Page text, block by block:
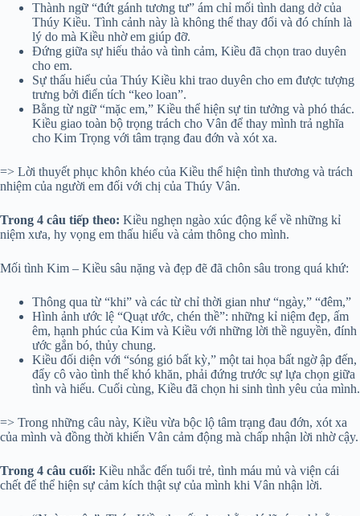
Thành ngữ “đứt gánh tương tư” ám chỉ mối tình dang dở của
Thúy Kiều. Tình cảnh này là không thể thay đổi và đó chính là
lý do mà Kiều nhờ em giúp đỡ.
Đứng giữa sự hiếu thảo và tình cảm, Kiều đã chọn trao duyên
cho em.
Sự thấu hiểu của Thúy Kiều khi trao duyên cho em được tượng
trưng bởi điển tích “keo loan”.
Bằng từ ngữ “mặc em,” Kiều thể hiện sự tin tưởng và phó thác.
Kiều giao toàn bộ trọng trách cho Vân để thay mình trả nghĩa
cho Kim Trọng với tâm trạng đau đớn và xót xa.
=> Lời thuyết phục khôn khéo của Kiều thể hiện tình thương và trách
nhiệm của người em đối với chị của Thúy Vân.
Trong 4 câu tiếp theo: Kiều nghẹn ngào xúc động kể về những kỉ
niệm xưa, hy vọng em thấu hiểu và cảm thông cho mình.
Mối tình Kim – Kiều sâu nặng và đẹp đẽ đã chôn sâu trong quá khứ:
Thông qua từ “khi” và các từ chỉ thời gian như “ngày,” “đêm,”
Hình ảnh ước lệ “Quạt ước, chén thề”: những kỉ niệm đẹp, ấm
êm, hạnh phúc của Kim và Kiều với những lời thề nguyền, đính
ước gắn bó, thủy chung.
Kiều đối diện với “sóng gió bất kỳ,” một tai họa bất ngờ ập đến,
đẩy cô vào tình thế khó khăn, phải đứng trước sự lựa chọn giữa
tình và hiếu. Cuối cùng, Kiều đã chọn hi sinh tình yêu của mình.
=> Trong những câu này, Kiều vừa bộc lộ tâm trạng đau đớn, xót xa
của mình và đồng thời khiến Vân cảm động mà chấp nhận lời nhờ cậy.
Trong 4 câu cuối: Kiều nhắc đến tuổi trẻ, tình máu mủ và viện cái
chết để thể hiện sự cảm kích thật sự của mình khi Vân nhận lời.